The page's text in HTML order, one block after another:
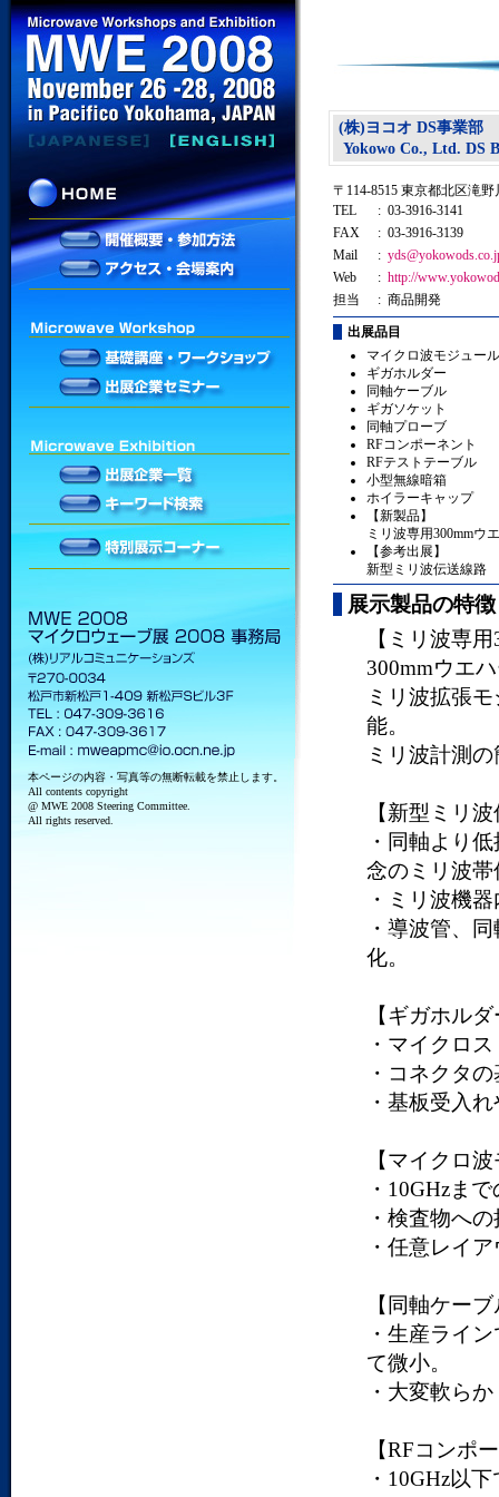
本ページの内容・写真等の無断転載を禁止します。
All contents copyright
@ MWE 2008 Steering Committee.
All rights reserved.
(株)ヨコオ DS事業部
Yokowo Co., Ltd. DS
〒114-8515 東京都北区滝野
TEL
: 03-3916-3141
FAX
: 03-3916-3139
Mail
:
Web
: http://
担当
: 商品開発
出展品目
マイクロ波モジュー
ギガホルダー
同軸ケーブル
ギガソケット
同軸プローブ
RFコンポーネント
RFテストテーブル
小型無線暗箱
ホイラーキャップ
【新製品】
ミリ波専用300mmウ
【参考出展】
新型ミリ波伝送線路
展示製品の特徴
【ミリ波専
300mmウエ
ミリ波拡張
能。
ミリ波計測
【新型ミリ
・同軸より
念のミリ波
・ミリ波機
・導波管、
化。
【ギガホル
・マイクロ
・コネクタ
・基板受入
【マイクロ
・10GHzま
・検査物へ
・任意レイ
【同軸ケー
・生産ライ
て微小。
・大変軟ら
【RFコンポ
・10GHz以